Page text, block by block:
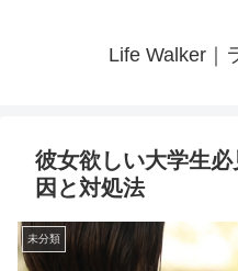
Life Walker｜
彼女欲しい大学生
因と対処法
未分類